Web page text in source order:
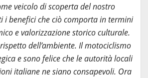
veicolo di scoperta del nostro
i benefici che ciò comporta in termini
e valorizzazione storico culturale.
dell’ambiente. Il motociclismo
e sono felice che le autorità locali
italiane ne siano consapevoli. Ora